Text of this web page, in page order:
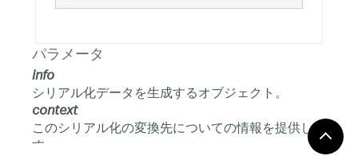
パラメータ
info
シリアル化データを生成するオブジェクト。
context
このシリアル化の変換先についての情報を提供しま
す。